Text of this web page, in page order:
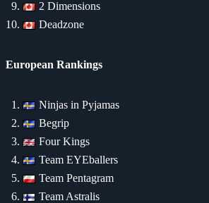
2 Dimensions
Deadzone
European Rankings
Ninjas in Pyjamas
Begrip
Four Kings
Team EYEballers
Team Pentagram
Team Astralis